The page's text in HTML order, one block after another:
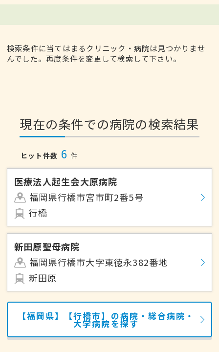
検索条件に当てはまるクリニック・病院は見つかりませ
んでした。再度条件を変更して検索して下さい。
現在の条件での病院の検索結果
ヒット件数 6 件
医療法人起生会大原病院
福岡県行橋市宮市町2番5号
行橋
新田原聖母病院
福岡県行橋市大字東徳永382番地
新田原
【福岡県】【行橋市】の病院・総合病院・
大学病院を探す